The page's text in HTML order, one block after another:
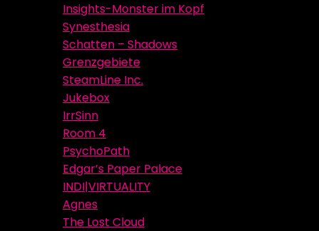
Insights-Monster im Kopf
Synesthesia
Schatten – Shadows
Grenzgebiete
SteamLine Inc.
Jukebox
IrrSinn
Room 4
PsychoPath
Edgar’s Paper Palace
INDI|VIRTUALITY
Agnes
The Lost Cloud